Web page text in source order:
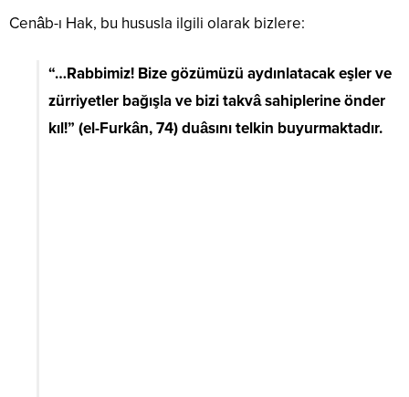
Cenâb-ı Hak, bu hususla ilgili olarak bizlere:
“…Rabbimiz! Bize gözümüzü aydınlatacak eşler ve
zürriyetler bağışla ve bizi takvâ sahiplerine önder
kıl!” (el-Furkân, 74) duâsını telkin buyurmaktadır.